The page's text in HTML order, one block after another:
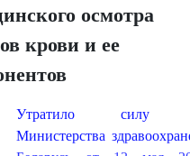
осмотра
крови и ее
Утратило силу
Министерства